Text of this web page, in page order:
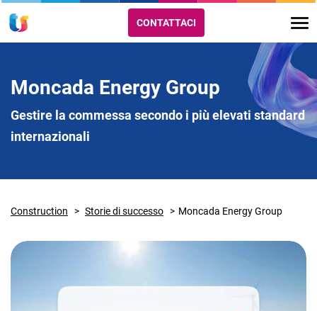
CONTATTACI
Moncada Energy Group
Gestire la commessa secondo i più elevati standard
internazionali
Construction Storie di successo Moncada Energy Group